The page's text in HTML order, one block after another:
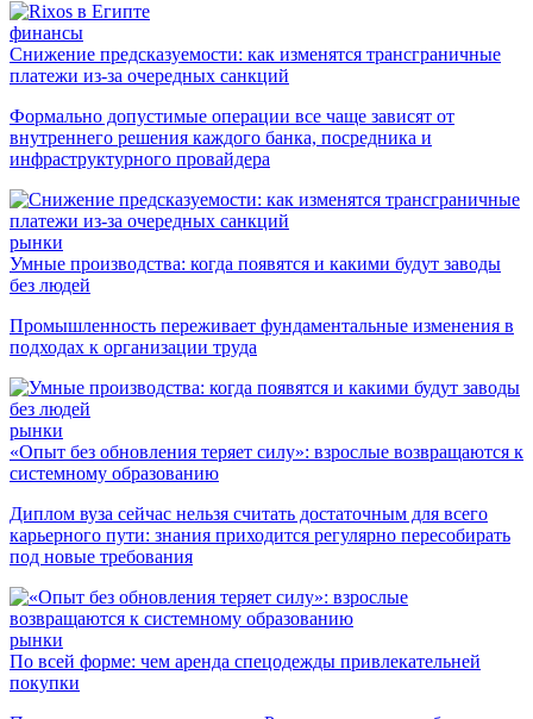
финансы
Снижение предсказуемости: как изменятся трансграничные
платежи из-за очередных санкций
Формально допустимые операции все чаще зависят от
внутреннего решения каждого банка, посредника и
инфраструктурного провайдера
рынки
Умные производства: когда появятся и какими будут заводы
без людей
Промышленность переживает фундаментальные изменения в
подходах к организации труда
рынки
«Опыт без обновления теряет силу»: взрослые возвращаются к
системному образованию
Диплом вуза сейчас нельзя считать достаточным для всего
карьерного пути: знания приходится регулярно пересобирать
под новые требования
рынки
По всей форме: чем аренда спецодежды привлекательней
покупки